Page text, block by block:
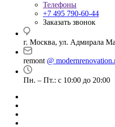
Телефоны
+7 495 790-60-44
Заказать звонок
г. Москва, ул. Адмирала
remont @
Пн. – Пт.: с 10:00 до 20:00